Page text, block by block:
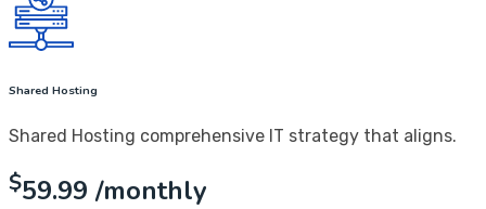
Shared Hosting
Shared Hosting comprehensive IT strategy that aligns.
$59.99/monthly